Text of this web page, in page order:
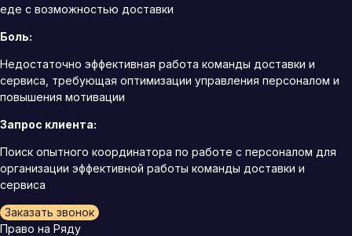
еде с возможностью доставки
Боль:
Недостаточно эффективная работа команды доставки и
сервиса, требующая оптимизации управления персоналом и
повышения мотивации
Запрос клиента:
Поиск опытного координатора по работе с персоналом для
организации эффективной работы команды доставки и
сервиса
Заказать звонок
Право на Ряду